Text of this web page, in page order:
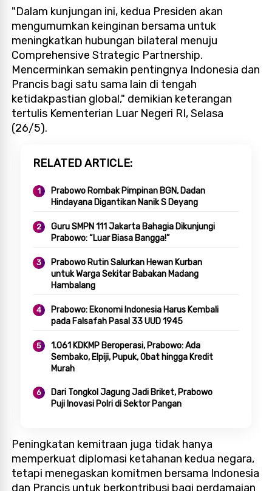
"Dalam kunjungan ini, kedua Presiden akan
mengumumkan keinginan bersama untuk
meningkatkan hubungan bilateral menuju
Comprehensive Strategic Partnership.
Mencerminkan semakin pentingnya Indonesia dan
Prancis bagi satu sama lain di tengah
ketidakpastian global," demikian keterangan
tertulis Kementerian Luar Negeri RI, Selasa
(26/5).
RELATED ARTICLE
Prabowo Rombak Pimpinan BGN, Dadan
Hindayana Digantikan Nanik S Deyang
Guru SMPN 111 Jakarta Bahagia Dikunjungi
Prabowo: “Luar Biasa Bangga!”
Prabowo Rutin Salurkan Hewan Kurban
untuk Warga Sekitar Babakan Madang
Hambalang
Prabowo: Ekonomi Indonesia Harus Kembali
pada Falsafah Pasal 33 UUD 1945
1.061 KDKMP Beroperasi, Prabowo: Ada
Sembako, Elpiji, Pupuk, Obat hingga Kredit
Murah
Dari Tongkol Jagung Jadi Briket, Prabowo
Puji Inovasi Polri di Sektor Pangan
Peningkatan kemitraan juga tidak hanya
memperkuat diplomasi ketahanan kedua negara,
tetapi menegaskan komitmen bersama Indonesia
dan Prancis untuk berkontribusi bagi perdamaian